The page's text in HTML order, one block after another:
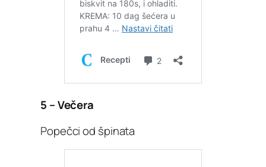
5 – Večera
Popečci od špinata